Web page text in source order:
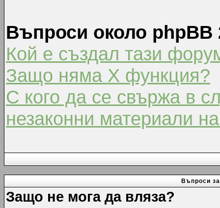
Въпроси около phpBB
Кой е създал тази
Защо няма X функция?
С кого да се свържа в
незаконни материали
Въпроси
Защо не мога да вляза?